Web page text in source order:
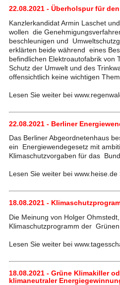
22.08.2021 - Überholspur für
Kanzlerkandidat Armin Laschet
wollen die
beschleunigen und
erklärten beide während eines
befindlichen Elektroautofabrik von
Schutz der Umwelt und des
offensichtlich keine wichtigen
Lesen Sie weiter bei
22.08.2021 - Berliner
Das Berliner Abgeordnetenhaus
ein Energiewendegesetz mit
Klimaschutzvorgaben für das
Lesen Sie weiter bei www.heise.de
18.08.2021 -
Die Meinung von Holger
Klimaschutzprogramm der Grünen
Lesen Sie weiter bei
18.08.2021 - Grüne Klimakiller
klimaneutraler